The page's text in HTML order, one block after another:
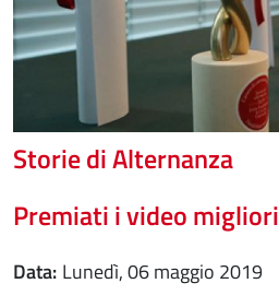
Storie di Alternanza
Premiati i video migliori
Data
lunedì, 06 maggio 2019